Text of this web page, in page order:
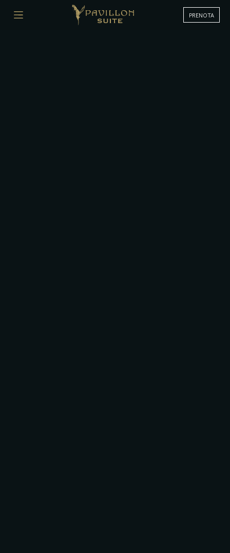
PRENOTA